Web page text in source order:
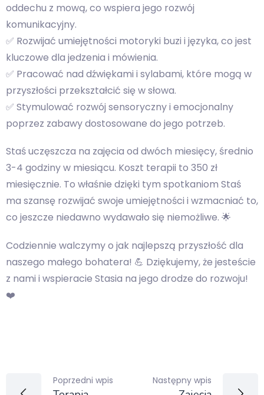
oddechu z mową, co wspiera jego rozwój
komunikacyjny.
✅ Rozwijać umiejętności motoryki buzi i języka, co jest
kluczowe dla jedzenia i mówienia.
✅ Pracować nad dźwiękami i sylabami, które mogą w
przyszłości przekształcić się w słowa.
✅ Stymulować rozwój sensoryczny i emocjonalny
poprzez zabawy dostosowane do jego potrzeb.
Staś uczęszcza na zajęcia od dwóch miesięcy, średnio
3-4 godziny w miesiącu. Koszt terapii to 350 zł
miesięcznie. To właśnie dzięki tym spotkaniom Staś
ma szansę rozwijać swoje umiejętności i wzmacniać to,
co jeszcze niedawno wydawało się niemożliwe. 🌟
Codziennie walczymy o jak najlepszą przyszłość dla
naszego małego bohatera! 💪 Dziękujemy, że jesteście
z nami i wspieracie Stasia na jego drodze do rozwoju!
❤️
Poprzedni wpis Następny wpis